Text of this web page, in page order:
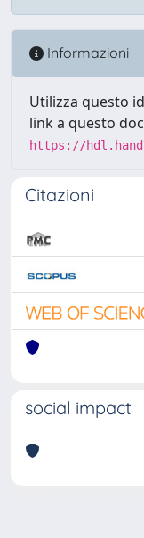
Informazioni
Utilizza questo
link a questo
https://
Citazioni
social impact